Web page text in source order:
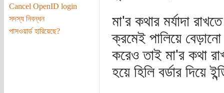
Cancel OpenID login
সদস্য নিবন্ধন
পাসওয়ার্ড হারিয়েছে?
মা'র কথার মর্যাদা
ক্রমেই পালিয়ে
করেও তাই মা'র কথা
হয়ে হিলি বর্ডার দিয়ে